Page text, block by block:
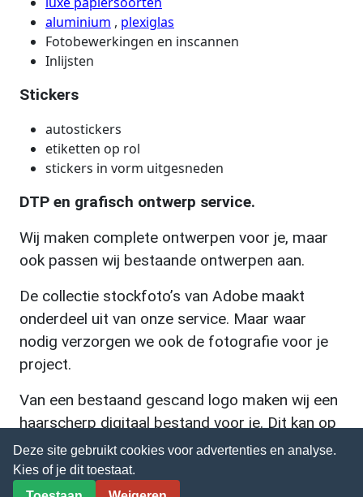
Deze site gebruikt cookies voor advertenties en analyse.
Kies of je dit toestaat.
aluminium , plexiglas
Fotobewerkingen en inscannen
Inlijsten
Stickers
autostickers
etiketten op rol
stickers in vorm uitgesneden
DTP en grafisch ontwerp service.
Wij maken complete ontwerpen voor je, maar
ook passen wij bestaande ontwerpen aan.
De collectie stockfoto’s van Adobe maakt
onderdeel uit van onze service. Maar waar
nodig verzorgen we ook de fotografie voor je
project.
Van een bestaand gescand logo maken wij een
haarscherp digitaal bestand voor je. Dit kan op
grootformaat (auto’s en spandoeken) gebruikt
worden.